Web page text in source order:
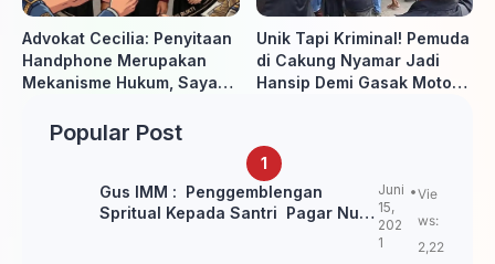
Advokat Cecilia: Penyitaan
Handphone Merupakan
Mekanisme Hukum, Saya
Diminta Penyidik dan Tidak
perlu takut
Unik Tapi Kriminal! Pemuda
di Cakung Nyamar Jadi
Hansip Demi Gasak Motor
Popular Post
Gus IMM : Penggemblengan
Spritual Kepada Santri Pagar Nusa
Juni
15,
202
1
Vie
ws:
2,22